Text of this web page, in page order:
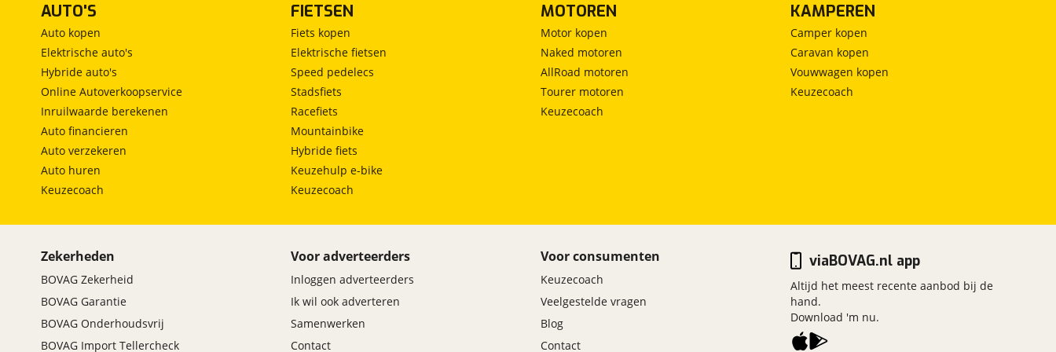
AUTO'S
Auto kopen
Elektrische auto's
Hybride auto's
Online Autoverkoopservice
Inruilwaarde berekenen
Auto financieren
Auto verzekeren
Auto huren
Keuzecoach
FIETSEN
Fiets kopen
Elektrische fietsen
Speed pedelecs
Stadsfiets
Racefiets
Mountainbike
Hybride fiets
Keuzehulp e-bike
Keuzecoach
MOTOREN
Motor kopen
Naked motoren
AllRoad motoren
Tourer motoren
Keuzecoach
KAMPEREN
Camper kopen
Caravan kopen
Vouwwagen kopen
Keuzecoach
Zekerheden
BOVAG Zekerheid
BOVAG Garantie
BOVAG Onderhoudsvrij
BOVAG Import Tellercheck
Voor adverteerders
Inloggen adverteerders
Ik wil ook adverteren
Samenwerken
Contact
Voor consumenten
Keuzecoach
Veelgestelde vragen
Blog
Contact
viaBOVAG.nl app
Altijd het meest recente aanbod bij de
hand.
Download 'm nu.